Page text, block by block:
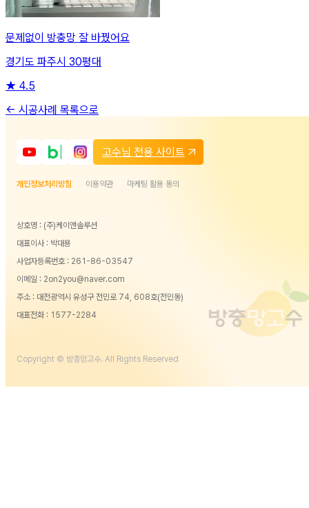
문제없이 방충망 잘 바꿨어요
경기도 파주시 30평대
★ 4.5
← 시공사례 목록으로
고수님 전용 사이트
개인정보처리방침 이용약관 마케팅 활용 동의
상호명 : (주)케이앤솔루션
대표이사 : 박대용
사업자등록번호 : 261-86-03547
이메일 : 2on2you@naver.com
주소 : 대전광역시 유성구 전민로 74, 608호(전민동)
대표전화 : 1577-2284
Copyright © 방충망고수. All Rights Reserved